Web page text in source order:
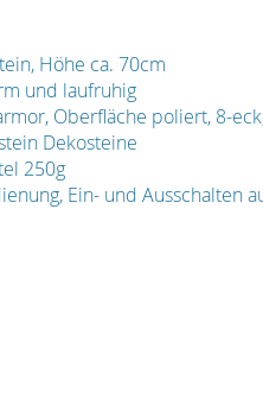
Höhe ca. 70cm
und laufruhig
Oberfläche poliert, 8-
Dekosteine
250g
Ein- und Ausschalten